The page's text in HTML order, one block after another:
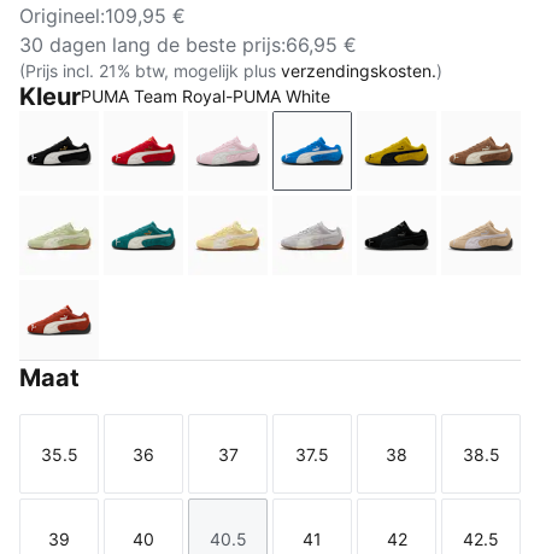
Origineel:109,95 €
30 dagen lang de beste prijs:66,95 €
(Prijs incl. 21% btw, mogelijk plus verzendingskosten.)
KleurPUMA Team Royal-PUMA White
PUMA Black-PUMA White
For All Time Red-PUMA White
Whisp Of Pink-PUMA White
PUMA Team Royal-
Pelé Yellow-
Pistachio Green-Warm White
Emerald Ice-PUMA Black
Pale Lemon-GumVibrant Silver-Gum
PUMA Black-
Sand
Bordeaux Red-PUMA Black
Maat
Maat
35.5
Maat
36
Maat
37
Maat
37.5
Maat
38
Maat
38.5
39 40 40.5 41 42 42.5